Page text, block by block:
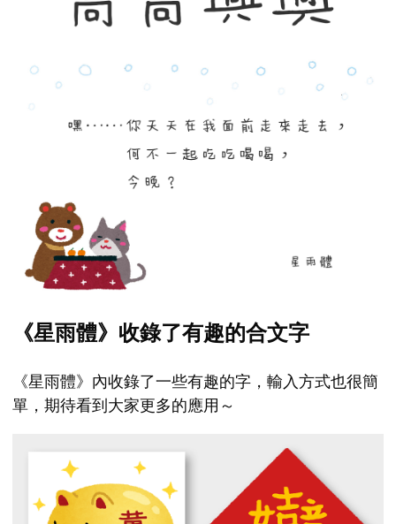
《星雨體》收錄了有趣的合文字
《星雨體》內收錄了一些有趣的字，輸入方式也很簡
單，期待看到大家更多的應用～